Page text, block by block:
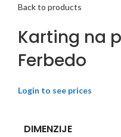
Back to products
Karting na
Ferbedo
Login to see prices
DIMENZIJE